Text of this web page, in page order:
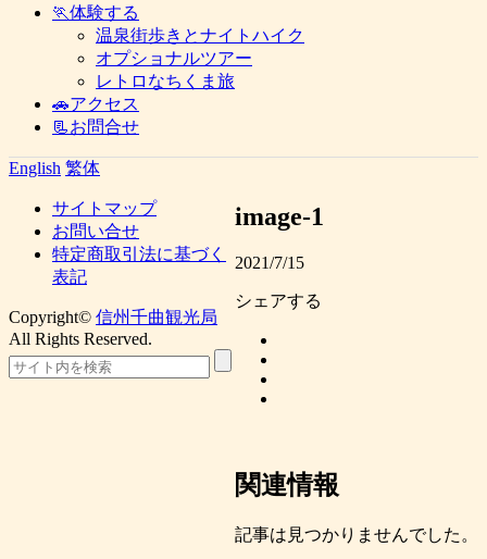
🏃体験する
温泉街歩きとナイトハイク
オプショナルツアー
レトロなちくま旅
🚗アクセス
📃お問合せ
English 繁体
image-1
2021/7/15
シェアする
関連情報
記事は見つかりませんでした。
サイトマップ
お問い合せ
特定商取引法に基づく
表記
Copyright© 信州千曲観光局
All Rights Reserved.